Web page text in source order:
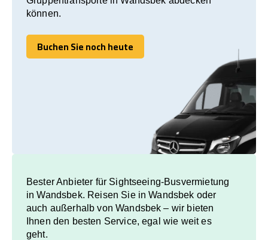
können.
Buchen Sie noch heute
Buchen Sie noch heute
Bester Anbieter für Sightseeing-Busvermietung
in Wandsbek. Reisen Sie in Wandsbek oder
auch außerhalb von Wandsbek – wir bieten
Ihnen den besten Service, egal wie weit es
geht.